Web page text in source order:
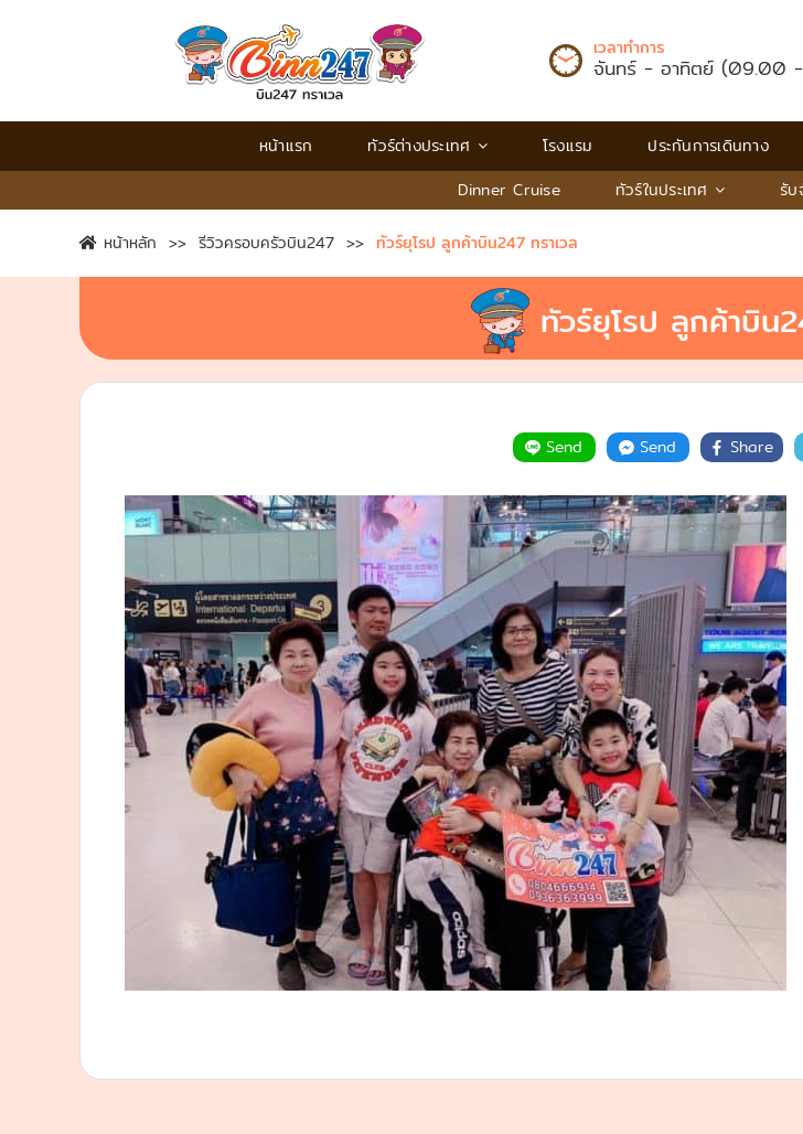
เวลาทำการ
จันทร์ - อาทิตย์ (09.00
หน้าแรก ทัวร์ต่างประเทศ โรงแรม ประกันการเดินทาง
Dinner Cruise
ทัวร์ในประเทศ รับ
หน้าหลัก รีวิวครอบครัวบิน247 ทัวร์ยุโรป ลูกค้าบิน247 ทราเวล
ทัวร์ยุโรป ลูกค้าบิน
Send Send Share